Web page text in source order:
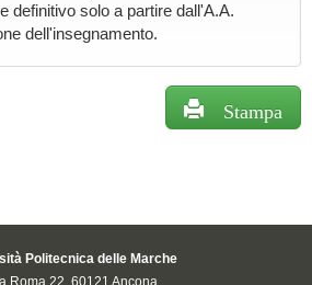
definitivo solo a partire dall'A.A.
dell'insegnamento.
Stampa
Politecnica delle Marche
Roma 22, 60121 Ancona